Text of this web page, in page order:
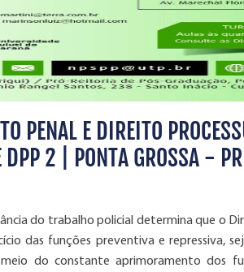
PENAL E DIREITO
2 | PONTA GROSSA -
do trabalho policial determina que o
das funções preventiva e repressiva,
do constante aprimoramento dos